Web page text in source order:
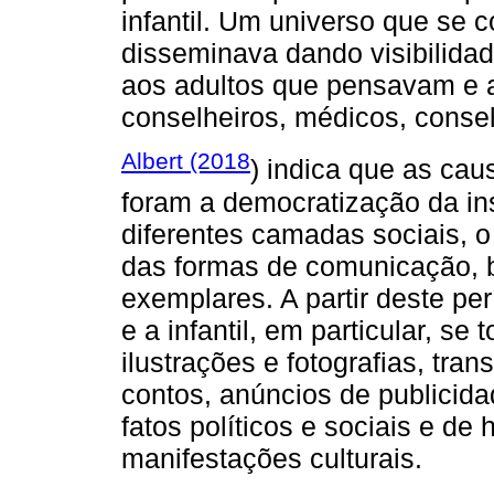
infantil. Um universo que se
disseminava dando
aos adultos que pensavam e
conselheiros, médicos,
Albert (2018) indica que as
foram a democratização da
diferentes camadas sociais,
das formas de comunicação,
exemplares. A partir deste
e a infantil, em particular, se
ilustrações e fotografias,
contos, anúncios de
fatos políticos e sociais e de
manifestações culturais.